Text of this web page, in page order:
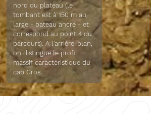
nord du plateau (le
tombant est à 150 m au
large - bateau ancré - et
correspond au point 4 du
parcours). A l'arrière-plan,
on distingue le profil
massif caractéristique du
cap Gros.